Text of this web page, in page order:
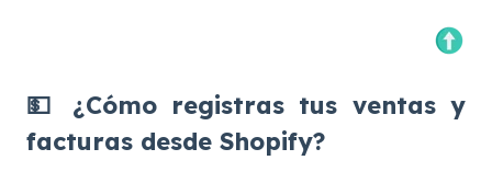
💵 ¿Cómo registras tus ventas y
facturas desde Shopify?